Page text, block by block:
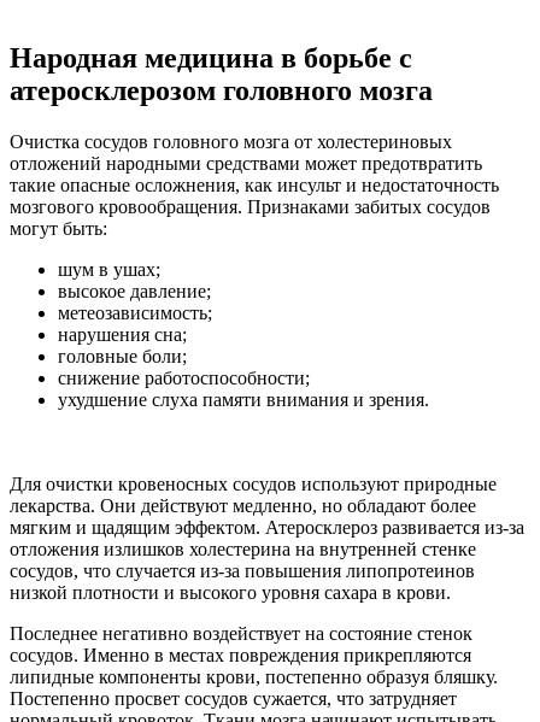
Народная медицина в борьбе с
атеросклерозом головного мозга
Очистка сосудов головного мозга от холестериновых
отложений народными средствами может предотвратить
такие опасные осложнения, как инсульт и недостаточность
мозгового кровообращения. Признаками забитых сосудов
могут быть:
шум в ушах;
высокое давление;
метеозависимость;
нарушения сна;
головные боли;
снижение работоспособности;
ухудшение слуха памяти внимания и зрения.
Для очистки кровеносных сосудов используют природные
лекарства. Они действуют медленно, но обладают более
мягким и щадящим эффектом. Атеросклероз развивается из-за
отложения излишков холестерина на внутренней стенке
сосудов, что случается из-за повышения липопротеинов
низкой плотности и высокого уровня сахара в крови.
Последнее негативно воздействует на состояние стенок
сосудов. Именно в местах повреждения прикрепляются
липидные компоненты крови, постепенно образуя бляшку.
Постепенно просвет сосудов сужается, что затрудняет